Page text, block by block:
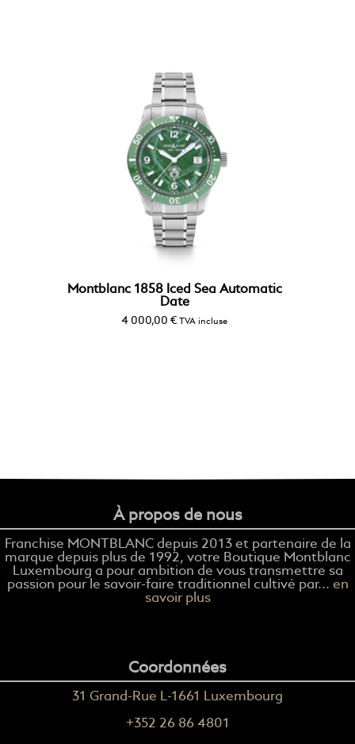
Montblanc 1858 Iced Sea Automatic
Date
4 000,00 € TVA incluse
À propos de nous
Franchise MONTBLANC depuis 2013 et partenaire de la
marque depuis plus de 1992, votre Boutique Montblanc
Luxembourg a pour ambition de vous transmettre sa
passion pour le savoir-faire traditionnel cultivé par... en
savoir plus
Coordonnées
31 Grand-Rue L-1661 Luxembourg
+352 26 86 4801